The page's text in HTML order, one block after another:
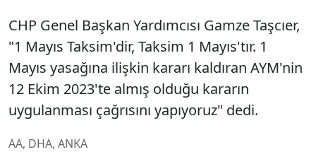
CHP Genel Başkan Yardımcısı Gamze Taşcıer,
"1 Mayıs Taksim'dir, Taksim 1 Mayıs'tır. 1
Mayıs yasağına ilişkin kararı kaldıran AYM'nin
12 Ekim 2023'te almış olduğu kararın
uygulanması çağrısını yapıyoruz" dedi.
AA, DHA, ANKA